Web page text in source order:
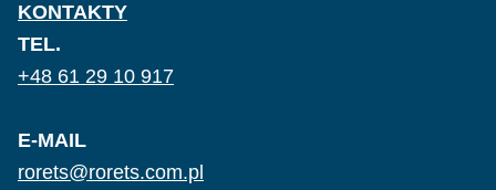
KONTAKTY
TEL.
+48 61 29 10 917
E-MAIL
rorets@rorets.com.pl